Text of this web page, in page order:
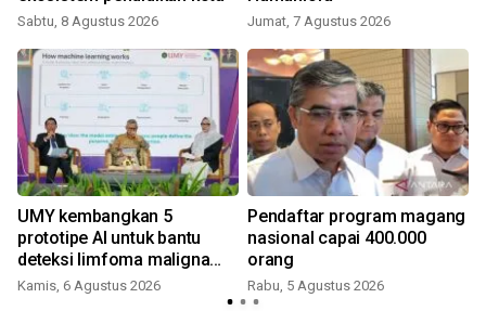
Sabtu, 8 Agustus 2026 Jumat, 7 Agustus 2026
UMY kembangkan 5
prototipe AI untuk bantu
deteksi limfoma maligna
hingga tumor otak
Kamis, 6 Agustus 2026
Pendaftar program magang
nasional capai 400.000
orang
Rabu, 5 Agustus 2026